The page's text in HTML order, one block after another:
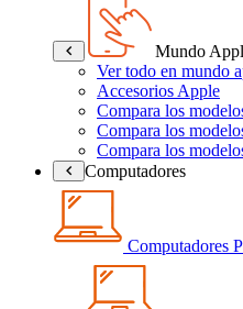
Mundo
Ver todo en mundo
Accesorios Apple
Compara los
Compara los
Compara los
Computadores
Computadores